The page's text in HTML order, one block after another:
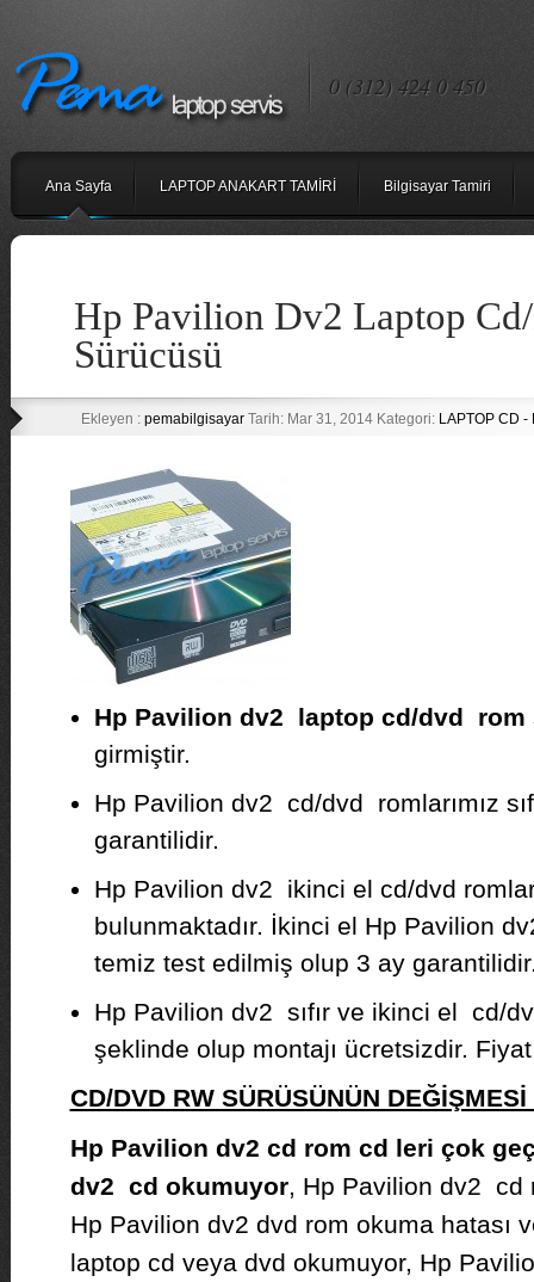
0 (312) 424 0 450
Ana Sayfa LAPTOP ANAKART TAMİRİ Bilgisayar Tamiri
Hp Pavilion Dv2 Laptop
Sürücüsü
Ekleyen : pemabilgisayarTarih: Mar 31, 2014 Kategori: LAPTOP CD -
Hp Pavilion dv2 laptop cd/dvd rom
girmiştir.
Hp Pavilion dv2 cd/dvd romlarımız
garantilidir.
Hp Pavilion dv2 ikinci el cd/dvd
bulunmaktadır. İkinci el Hp Pavilion
temiz test edilmiş olup 3 ay
Hp Pavilion dv2 sıfır ve ikinci el cd/
şeklinde olup montajı ücretsizdir.
CD/DVD RW SÜRÜSÜNÜN
Hp Pavilion dv2 cd rom cd leri çok
dv2 cd okumuyor, Hp Pavilion dv2 cd
Hp Pavilion dv2 dvd rom okuma hatası
laptop cd veya dvd okumuyor, Hp